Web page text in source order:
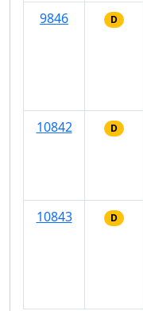
9846
D
10842
D
10843
D